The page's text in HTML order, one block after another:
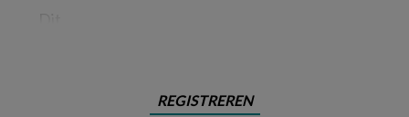
REGISTREREN